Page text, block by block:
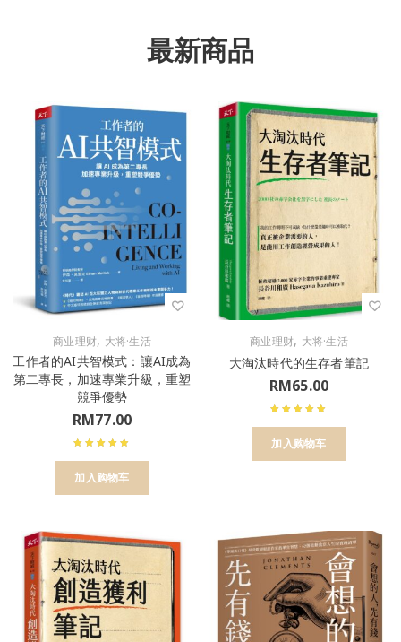
最新商品
商业理财, 大将·生活
工作者的AI共智模式：讓AI成為
第二專長，加速專業升級，重塑
競爭優勢
RM77.00
加入购物车
商业理财, 大将·生活
大淘汰時代的生存者筆記
RM65.00
加入购物车